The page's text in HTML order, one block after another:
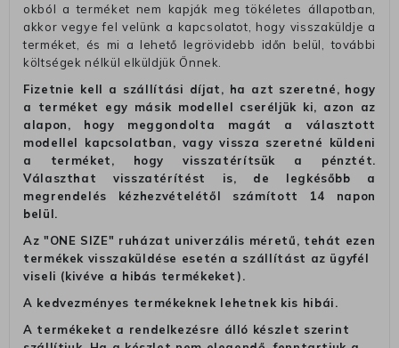
okból a terméket nem kapják meg tökéletes állapotban,
akkor vegye fel velünk a kapcsolatot, hogy visszaküldje a
terméket, és mi a lehető legrövidebb időn belül, további
költségek nélkül elküldjük Önnek.
Fizetnie kell a szállítási díjat, ha azt szeretné, hogy
a terméket egy másik modellel cseréljük ki, azon az
alapon, hogy meggondolta magát a választott
modellel kapcsolatban, vagy vissza szeretné küldeni
a terméket, hogy visszatérítsük a pénztét.
Választhat visszatérítést is, de legkésőbb a
megrendelés kézhezvételétől számított 14 napon
belül.
Az "ONE SIZE" ruházat univerzális méretű, tehát ezen
termékek visszaküldése esetén a szállítást az ügyfél
viseli (kivéve a hibás termékeket).
A kedvezményes termékeknek lehetnek kis hibái.
A termékeket a rendelkezésre álló készlet szerint